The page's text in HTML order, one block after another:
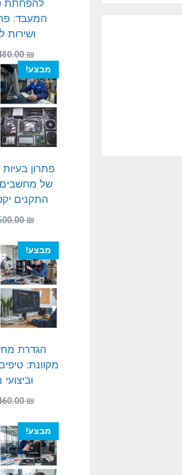
להפחתת
המעבד:
₪
מבצע!
פתרון
של מחשבים
התקנים
₪
מבצע!
הגדרת
מקוונת:
₪
מבצע!